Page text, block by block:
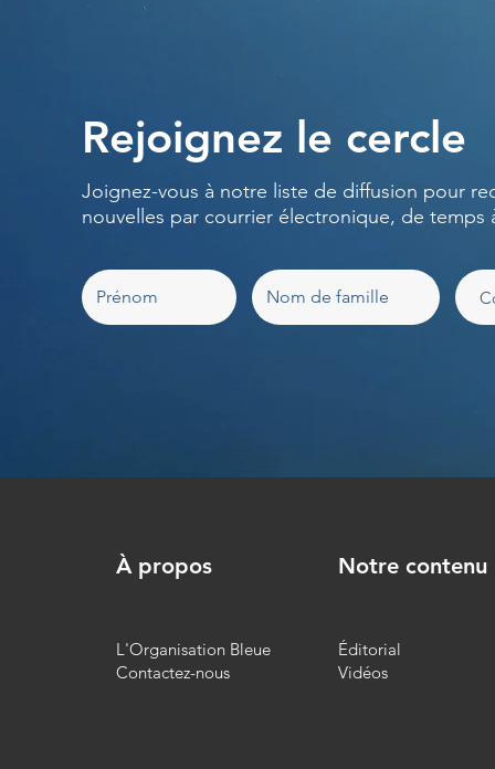
Rejoignez le cercle
Joignez-vous à notre liste de diffusion pour
nouvelles par courrier électronique, de temps
À propos Notre contenu
L'Organisation Bleue
Contactez-nous
Éditorial
Vidéos